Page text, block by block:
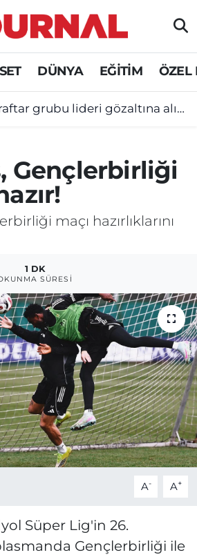
DÜNYA EĞİTİM ÖZEL
grubu lideri gözaltına alındı!
Gençlerbirliği
maçı hazırlıklarını
1 DK
SÜRESI
A- A+
Süper Lig'in 26.
Gençlerbirliği ile
Durumu ve Fikstür